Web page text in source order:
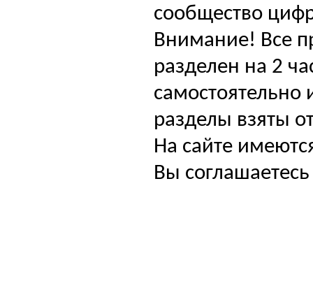
сообщество
Внимание! Все
разделен на 2
самостоятельно
разделы взяты
На сайте
Вы